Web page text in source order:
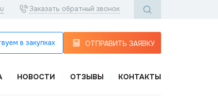
Заказать обратный звонок
в закупках ОТПРАВИТЬ ЗАЯВКУ
НОВОСТИ ОТЗЫВЫ КОНТАКТЫ